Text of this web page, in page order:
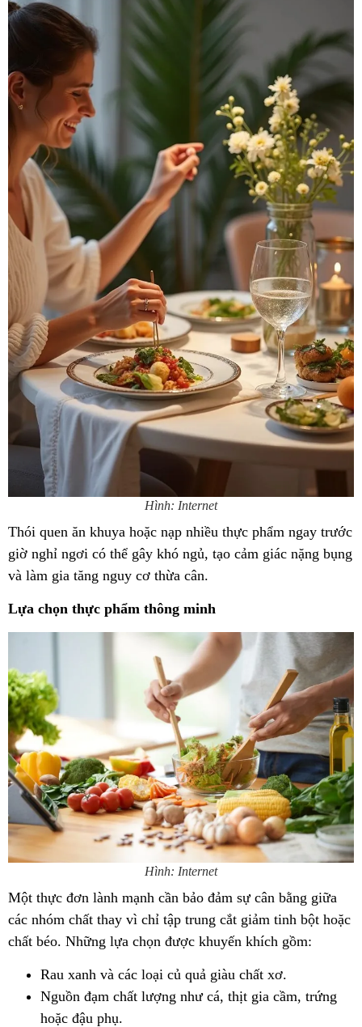
Hình: Internet
Thói quen ăn khuya hoặc nạp nhiều thực phẩm ngay trước
giờ nghỉ ngơi có thể gây khó ngủ, tạo cảm giác nặng bụng
và làm gia tăng nguy cơ thừa cân.
Lựa chọn thực phẩm thông minh
Hình: Internet
Một thực đơn lành mạnh cần bảo đảm sự cân bằng giữa
các nhóm chất thay vì chỉ tập trung cắt giảm tinh bột hoặc
chất béo. Những lựa chọn được khuyến khích gồm:
Rau xanh và các loại củ quả giàu chất xơ.
Nguồn đạm chất lượng như cá, thịt gia cầm, trứng
hoặc đậu phụ.